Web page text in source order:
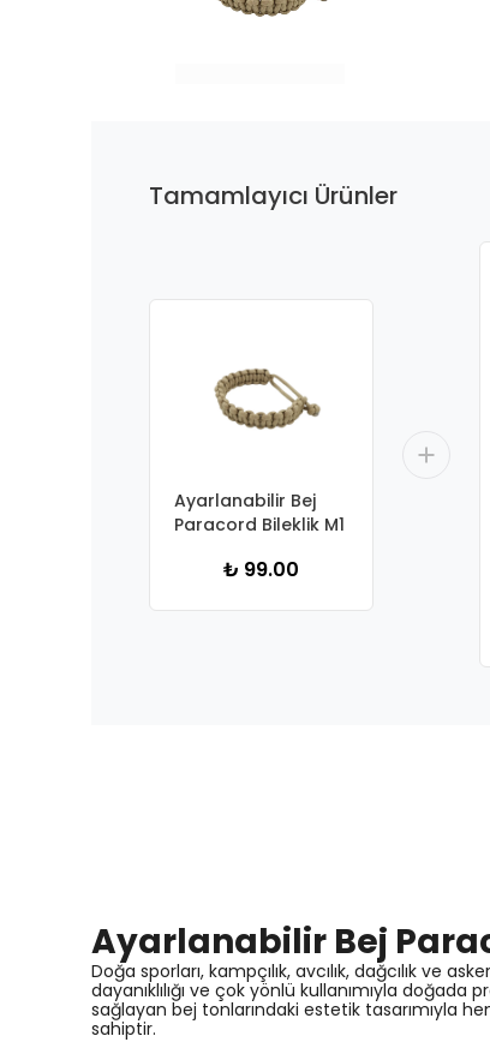
Tamamlayıcı Ürünler
Ayarlanabilir Bej
Paracord Bileklik M1
₺ 99.00
Ayarlanabilir Bej
Doğa sporları, kampçılık, avcılık, dağcılık
dayanıklılığı ve çok yönlü kullanımıyla
sağlayan bej tonlarındaki estetik tasarımıyla
sahiptir.